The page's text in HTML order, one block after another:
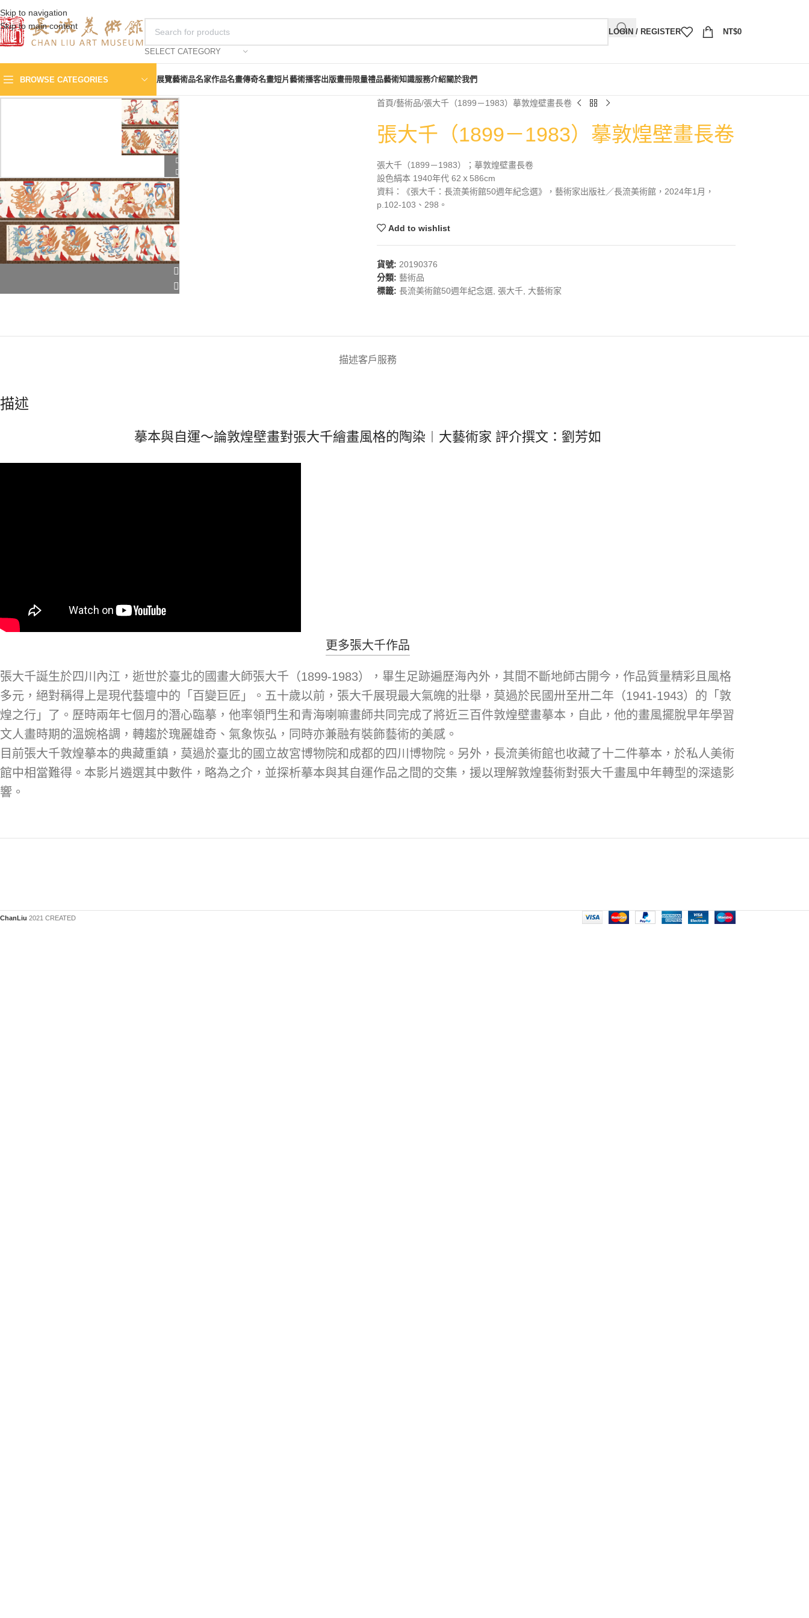
Skip to navigation
Skip to main content
SELECT CATEGORY
LOGIN / REGISTER NT$0
BROWSE CATEGORIES 展覽藝術品名家作品名畫傳奇名畫短片藝術播客出版畫冊限量禮品藝術知識服務介紹關於我們
首頁 藝術品 張大千（1899－1983）摹敦煌壁畫長卷
張大千（1899－1983）摹敦煌壁畫長卷
張大千（1899－1983）；摹敦煌壁畫長卷
設色絹本 1940年代 62ｘ586cm
資料：《張大千：長流美術館50週年紀念選》，藝術家出版社／長流美術館，2024年1月，
p.102-103、298。
Add to wishlist
貨號: 20190376
分類: 藝術品
標籤: 長流美術館50週年紀念選, 張大千, 大藝術家
描述客戶服務
描述
摹本與自運～論敦煌壁畫對張大千繪畫風格的陶染︱大藝術家 評介撰文：劉芳如
更多張大千作品
張大千誕生於四川內江，逝世於臺北的國畫大師張大千（1899-1983），畢生足跡遍歷海內外，其間不斷地師古開今，作品質量精彩且風格
多元，絕對稱得上是現代藝壇中的「百變巨匠」。五十歲以前，張大千展現最大氣魄的壯舉，莫過於民國卅至卅二年（1941-1943）的「敦
煌之行」了。歷時兩年七個月的潛心臨摹，他率領門生和青海喇嘛畫師共同完成了將近三百件敦煌壁畫摹本，自此，他的畫風擺脫早年學習
文人畫時期的溫婉格調，轉趨於瑰麗雄奇、氣象恢弘，同時亦兼融有裝飾藝術的美感。
目前張大千敦煌摹本的典藏重鎮，莫過於臺北的國立故宮博物院和成都的四川博物院。另外，長流美術館也收藏了十二件摹本，於私人美術
館中相當難得。本影片遴選其中數件，略為之介，並探析摹本與其自運作品之間的交集，援以理解敦煌藝術對張大千畫風中年轉型的深遠影
響。
ChanLiu 2021 CREATED